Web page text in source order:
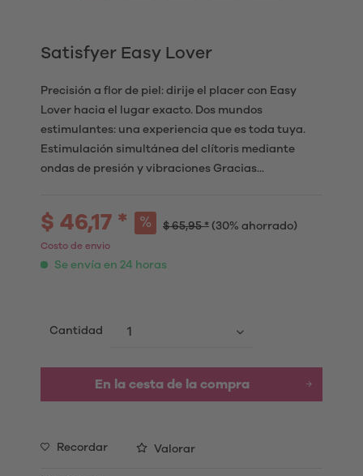
Satisfyer Easy Lover
Precisión a flor de piel: dirije el placer con Easy
Lover hacia el lugar exacto. Dos mundos
estimulantes: una experiencia que es toda tuya.
Estimulación simultánea del clítoris mediante
ondas de presión y vibraciones Gracias...
$ 46,17 * $ 65,95 * (30% ahorrado)
Costo de envio
Se envía en 24 horas
Cantidad
En la cesta de la compra
Recordar Valorar